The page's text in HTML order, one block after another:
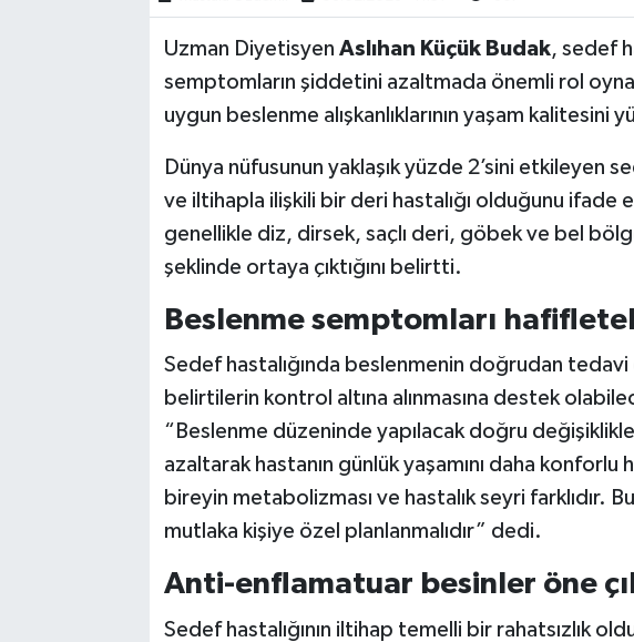
Uzman Diyetisyen Aslıhan Küçük Budak, sedef
semptomların şiddetini azaltmada önemli rol
uygun beslenme alışkanlıklarının yaşam
Dünya nüfusunun yaklaşık yüzde 2’sini etkileyen
ve iltihapla ilişkili bir deri hastalığı olduğunu ifade
genellikle diz, dirsek, saçlı deri, göbek ve bel
şeklinde ortaya çıktığını belirtti.
Beslenme semptomları
Sedef hastalığında beslenmenin doğrudan tedavi
belirtilerin kontrol altına alınmasına destek
“Beslenme düzeninde yapılacak doğru
azaltarak hastanın günlük yaşamını daha
bireyin metabolizması ve hastalık seyri farklıdır.
mutlaka kişiye özel planlanmalıdır” dedi.
Anti-enflamatuar besinler öne
Sedef hastalığının iltihap temelli bir rahatsızlık
Akhisar Emlak